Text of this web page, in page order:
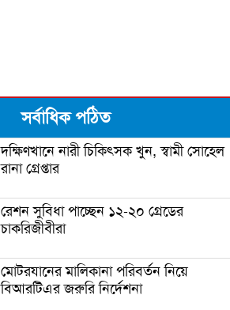
সর্বাধিক পঠিত
দক্ষিণখানে নারী চিকিৎসক খুন, স্বামী সোহেল
রানা গ্রেপ্তার
রেশন সুবিধা পাচ্ছেন ১২-২০ গ্রেডের
চাকরিজীবীরা
মোটরযানের মালিকানা পরিবর্তন নিয়ে
বিআরটিএর জরুরি নির্দেশনা